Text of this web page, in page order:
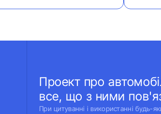
Проект про
все, що з ними
При цитуванні і використанні будь-